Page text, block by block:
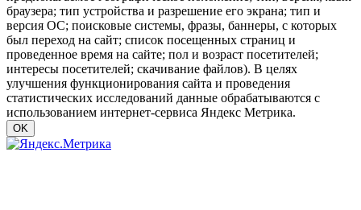
браузера; тип устройства и разрешение его экрана; тип и
версия ОС; поисковые системы, фразы, баннеры, с которых
был переход на сайт; список посещенных страниц и
проведенное время на сайте; пол и возраст посетителей;
интересы посетителей; скачивание файлов). В целях
улучшения функционирования сайта и проведения
статистических исследований данные обрабатываются с
использованием интернет-сервиса Яндекс Метрика.
OK